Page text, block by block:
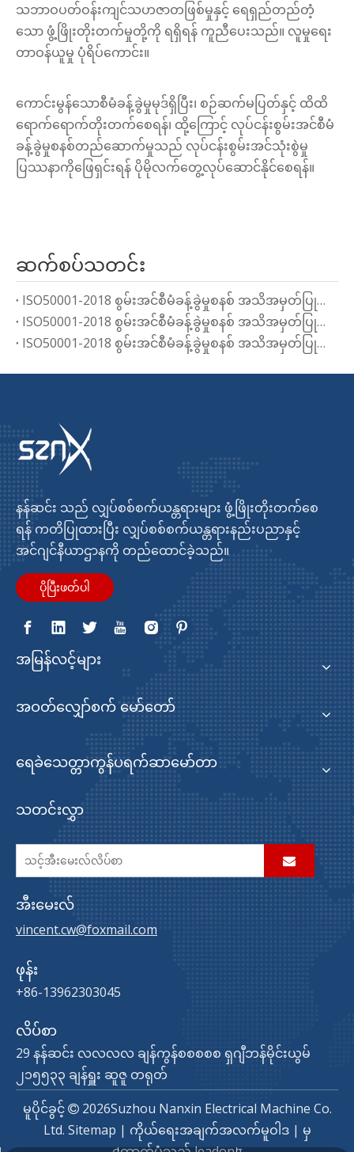
သဘာဝပတ်ဝန်းကျင်သဟဇာတဖြစ်မှုနှင့် ရေရှည်တည်တံ့
သော ဖွံ့ဖြိုးတိုးတက်မှုတို့ကို ရရှိရန် ကူညီပေးသည်။ လူမှုရေး
တာဝန်ယူမှု ပုံရိပ်ကောင်း။
ကောင်းမွန်သောစီမံခန့်ခွဲမှုမုဒ်ရှိပြီး၊ စဉ်ဆက်မပြတ်နှင့် ထိထိ
ရောက်ရောက်တိုးတက်စေရန်၊ ထို့ကြောင့် လုပ်ငန်းစွမ်းအင်စီမံ
ခန့်ခွဲမှုစနစ်တည်ဆောက်မှုသည် လုပ်ငန်းစွမ်းအင်သုံးစွဲမှု
ပြဿနာကိုဖြေရှင်းရန် ပိုမိုလက်တွေ့လုပ်ဆောင်နိုင်စေရန်။
ဆက်စပ်သတင်း
ISO50001-2018 စွမ်းအင်စီမံခန့်ခွဲမှုစနစ် အသိအမှတ်ပြုလက်မှတ်ကို အကောင်အထည်ဖော်ခြင်း၏ အရေးပါမှု
ISO50001-2018 စွမ်းအင်စီမံခန့်ခွဲမှုစနစ် အသိအမှတ်ပြုလက်မှတ်ကို အကောင်အထည်ဖော်ခြင်း၏ အရေးပါမှု
ISO50001-2018 စွမ်းအင်စီမံခန့်ခွဲမှုစနစ် အသိအမှတ်ပြုလက်မှတ်ကို အကောင်အထည်ဖော်ခြင်း၏ အရေးပါမှု
နန်ဆင်း သည် လျှပ်စစ်စက်ယန္တရားများ ဖွံ့ဖြိုးတိုးတက်စေ
ရန် ကတိပြုထားပြီး လျှပ်စစ်စက်ယန္တရားနည်းပညာနှင့်
အင်ဂျင်နီယာဌာနကို တည်ထောင်ခဲ့သည်။
ပိုပြီးဖတ်ပါ
အမြန်လင့်များ
အဝတ်လျှော်စက် မော်တော်
ရေခဲသေတ္တာကွန်ပရက်ဆာမော်တာ
သတင်းလွှာ
အီးမေးလ်
vincent.cw@foxmail.com
ဖုန်း
+86-13962303045
လိပ်စာ
29 နန်ဆင်း လလလလ ချန်ကွန်စစစစစ ရှဂျီဘန်မိုင်းယွမ်
၂၁၅၅၃၃ ချန်ရှူး ဆူဇူ တရုတ်
မူပိုင်ခွင့်  2026Suzhou Nanxin Electrical Machine Co.
Ltd. Sitemap | ကိုယ်ရေးအချက်အလက်မူဝါဒ| မှ